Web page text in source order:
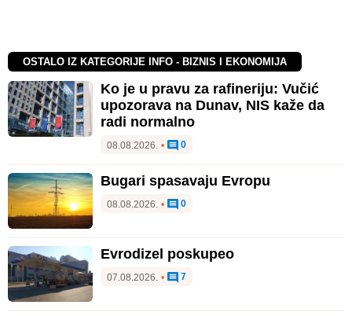
OSTALO IZ KATEGORIJE INFO - BIZNIS I EKONOMIJA
Ko je u pravu za rafineriju: Vučić
upozorava na Dunav, NIS kaže da
radi normalno
08.08.2026. • 0
Bugari spasavaju Evropu
08.08.2026. • 0
Evrodizel poskupeo
07.08.2026. • 7